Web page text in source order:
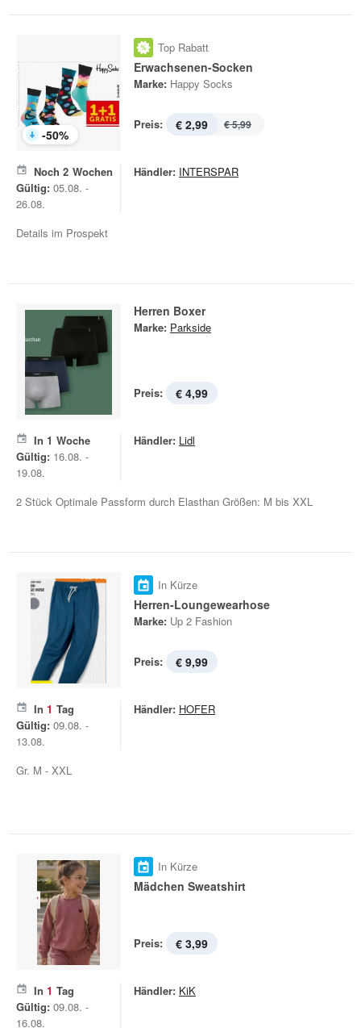
-50%
Top Rabatt
Erwachsenen-Socken
Marke: Happy Socks
Preis: € 2,99 € 5,99
Noch 2 Wochen
Gültig: 05.08. -
26.08.
Händler: INTERSPAR
Details im Prospekt
Herren Boxer
Marke: Parkside
Preis: € 4,99
In 1 Woche
Gültig: 16.08. -
19.08.
Händler: Lidl
2 Stück Optimale Passform durch Elasthan Größen: M bis XXL
In Kürze
Herren-Loungewearhose
Marke: Up 2 Fashion
Preis: € 9,99
In 1 Tag
Gültig: 09.08. -
13.08.
Händler: HOFER
Gr. M - XXL
In Kürze
Mädchen Sweatshirt
Preis: € 3,99
In 1 Tag
Gültig: 09.08. -
16.08.
Händler: KiK